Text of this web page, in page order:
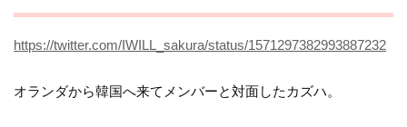
https://twitter.com/IWILL_sakura/status/1571297382993887232
オランダから韓国へ来てメンバーと対面したカズハ。